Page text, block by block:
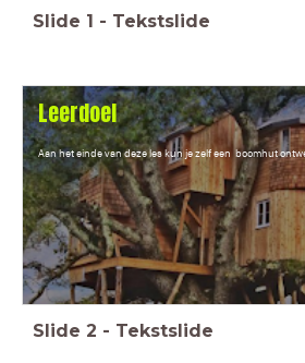
Slide 1 - Tekstslide
Leerdoel
Aan het einde van deze les kun je zelf een boomhut
Slide 2 - Tekstslide